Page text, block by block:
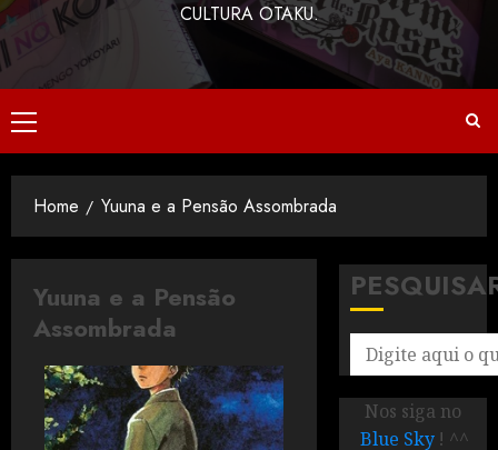
CULTURA OTAKU.
Home Yuuna e a Pensão Assombrada
Yuuna e a Pensão
Assombrada
Nos siga no
Blue Sky ! ^^